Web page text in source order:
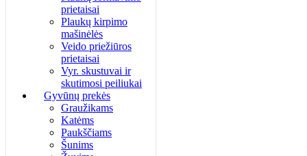
prietaisai
Plaukų kirpimo
mašinėlės
Veido priežiūros
prietaisai
Vyr. skustuvai ir
skutimosi peiliukai
Gyvūnų prekės
Graužikams
Katėms
Paukščiams
Šunims